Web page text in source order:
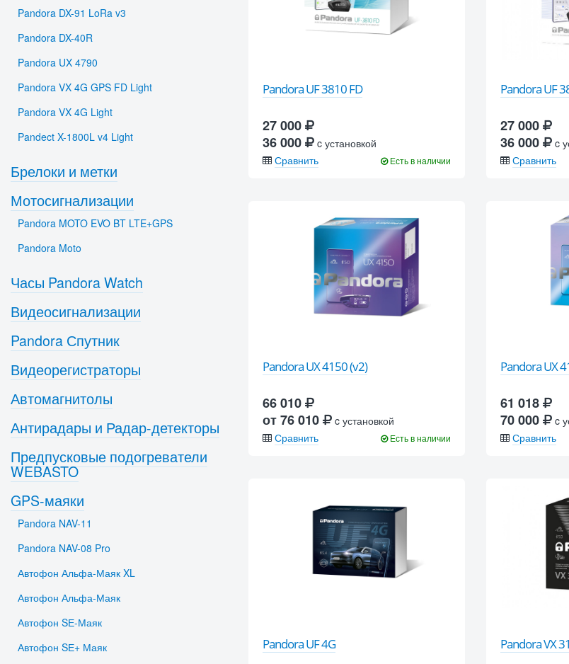
Pandora UF 3810 FD
27 000
36 000
c установкой
Сравнить
Есть в наличии
Pandora UF
27 000
36 000
c
Сравнить
Pandora UX 4150 (v2)
66 010
от 76 010
c установкой
Сравнить
Есть в наличии
Pandora UX
61 018
70 000
c
Сравнить
Pandora UF 4G Pandora VX
Pandora DX-91 LoRa v3
Pandora DX-40R
Pandora UX 4790
Pandora VX 4G GPS FD Light
Pandora VX 4G Light
Pandect X-1800L v4 Light
Брелоки и метки
Мотосигнализации
Pandora MOTO EVO BT LTE+GPS
Pandora Moto
Часы Pandora Watch
Видеосигнализации
Pandora Спутник
Видеорегистраторы
Автомагнитолы
Антирадары и Радар-детекторы
Предпусковые подогреватели
WEBASTO
GPS-маяки
Pandora NAV-11
Pandora NAV-08 Pro
Автофон Альфа-Маяк XL
Автофон Альфа-Маяк
Автофон SЕ-Маяк
Автофон SЕ+ Маяк